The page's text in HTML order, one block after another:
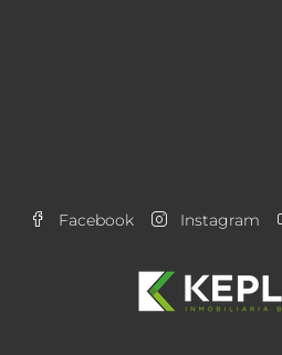
Facebook Instagram